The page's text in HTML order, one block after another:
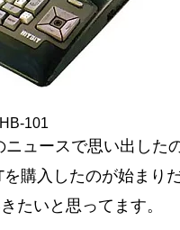
101
ニュースで思い出した
購入したのが始まり
たいと思ってます。